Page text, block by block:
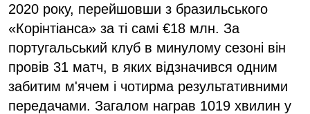
2020 року, перейшовши з бразильського
«Корінтіанса» за ті самі €18 млн. За
португальський клуб в минулому сезоні він
провів 31 матч, в яких відзначився одним
забитим м'ячем і чотирма результативними
передачами. Загалом награв 1019 хвилин у